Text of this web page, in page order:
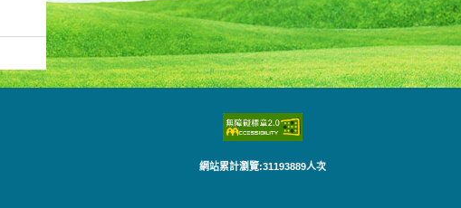
網站累計瀏覽:31193889人次